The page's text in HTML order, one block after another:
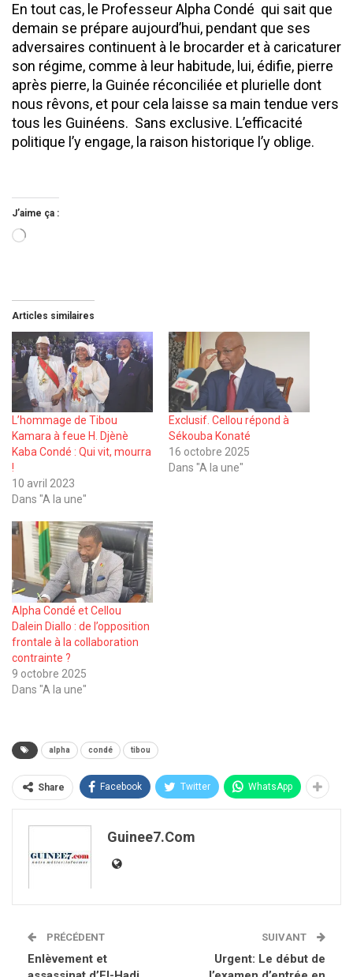
En tout cas, le Professeur Alpha Condé qui sait que
demain se prépare aujourd’hui, pendant que ses
adversaires continuent à le brocarder et à caricaturer
son régime, comme à leur habitude, lui, édifie, pierre
après pierre, la Guinée réconciliée et plurielle dont
nous rêvons, et pour cela laisse sa main tendue vers
tous les Guinéens. Sans exclusive. L’efficacité
politique l’y engage, la raison historique l’y oblige.
J’aime ça :
Chargement…
Articles similaires
L’hommage de Tibou
Kamara à feue H. Djènè
Kaba Condé : Qui vit, mourra
!
10 avril 2023
Dans "A la une"
Exclusif. Cellou répond à
Sékouba Konaté
16 octobre 2025
Dans "A la une"
Alpha Condé et Cellou
Dalein Diallo : de l’opposition
frontale à la collaboration
contrainte ?
9 octobre 2025
Dans "A la une"
alpha condé tibou
Share Facebook Twitter WhatsApp
Guinee7.com
PRÉCÉDENT
Enlèvement et
SUIVANT
Urgent: Le début de